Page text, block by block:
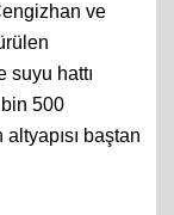
ve
suyu hattı
500
baştan